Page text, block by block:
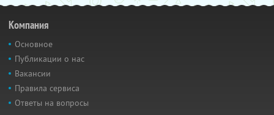
Компания
Основное
Публикации о нас
Вакансии
Правила сервиса
Ответы на вопросы